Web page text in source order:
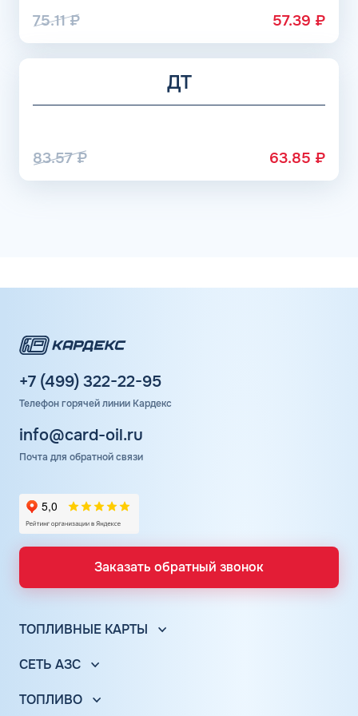
75.11₽ 57.39 ₽
ДТ
83.57₽ 63.85 ₽
+7 (499) 322-22-95
Телефон горячей линии Кардекс
info@card-oil.ru
Почта для обратной связи
Заказать обратный звонок
ТОПЛИВНЫЕ КАРТЫ
Топливные карты КАРДЕКС
Топливные карты Лукойл
СЕТЬ АЗС
АЗС Лукойл
ТОПЛИВО